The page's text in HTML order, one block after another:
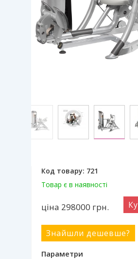
Код товару: 721
Товар є в наявності
ціна 298000 грн.
Знайшли дешевше?
Параметри